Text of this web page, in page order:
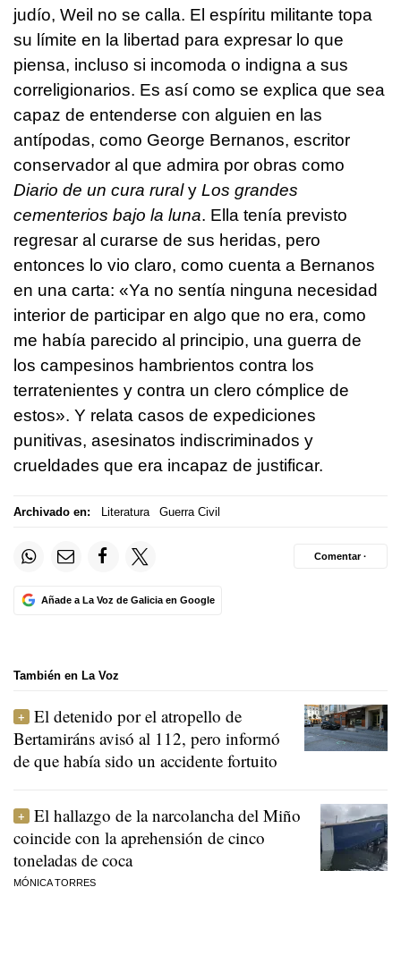
judío, Weil no se calla. El espíritu militante topa
su límite en la libertad para expresar lo que
piensa, incluso si incomoda o indigna a sus
correligionarios. Es así como se explica que sea
capaz de entenderse con alguien en las
antípodas, como George Bernanos, escritor
conservador al que admira por obras como
Diario de un cura ruraly Los grandes
cementerios bajo la luna. Ella tenía previsto
regresar al curarse de sus heridas, pero
entonces lo vio claro, como cuenta a Bernanos
en una carta: «Ya no sentía ninguna necesidad
interior de participar en algo que no era, como
me había parecido al principio, una guerra de
los campesinos hambrientos contra los
terratenientes y contra un clero cómplice de
estos». Y relata casos de expediciones
punitivas, asesinatos indiscriminados y
crueldades que era incapaz de justificar.
Archivado en: Literatura Guerra Civil
Añade a La Voz de Galicia en Google
Comentar ·
También en La Voz
El detenido por el atropello de
Bertamiráns avisó al 112, pero informó
de que había sido un accidente fortuito
El hallazgo de la narcolancha del Miño
coincide con la aprehensión de cinco
toneladas de coca
MÓNICA TORRES